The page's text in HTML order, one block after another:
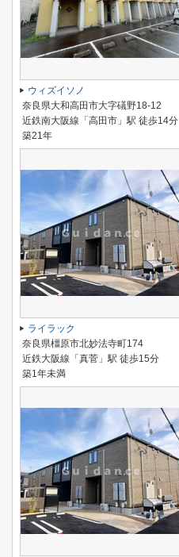
ウィズイソノ
奈良県大和高田市大字礒野18-12
近鉄南大阪線「高田市」駅 徒歩14分
築21年
ライラック
奈良県橿原市北妙法寺町174
近鉄大阪線「真菅」駅 徒歩15分
築1年未満